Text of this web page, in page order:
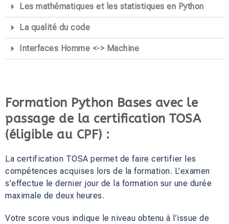
Les mathématiques et les statistiques en Python
La qualité du code
Interfaces Homme <-> Machine
Formation Python Bases avec le
passage de la certification TOSA
(éligible au CPF) :
La certification TOSA permet de faire certifier les
compétences acquises lors de la formation. L’examen
s’effectue le dernier jour de la formation sur une durée
maximale de deux heures.
Votre score vous indique le niveau obtenu à l’issue de